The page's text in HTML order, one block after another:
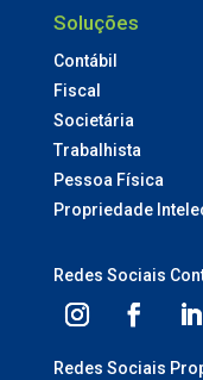
Soluções
Contábil
Fiscal
Societária
Trabalhista
Pessoa Física
Propriedade
Redes Sociais
Redes Sociais